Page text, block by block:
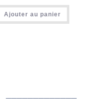
Ajouter au panier